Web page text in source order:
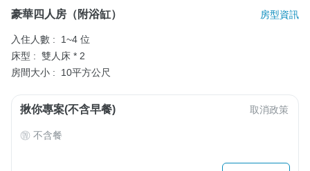
豪華四人房（附浴缸） 房型資訊
入住人數 :
1~4 位
床型 : 雙人床 * 2
房間大小 :
10平方公尺
揪你專案(不含早餐) 取消政策
不含餐